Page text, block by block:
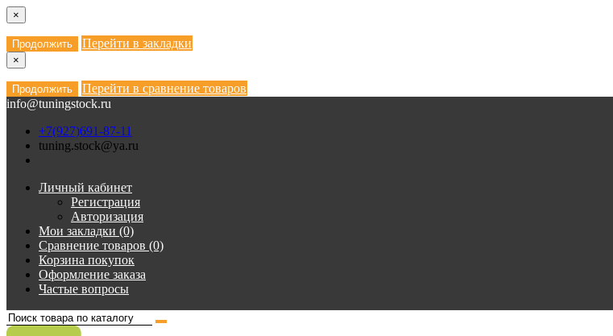
×
Продолжить Перейти в закладки
×
Продолжить
Перейти в сравнение товаров
info@tuningstock.ru
+7(927)691-87-11
tuning.stock@ya.ru
Личный кабинет
Регистрация
Авторизация
Мои закладки (0)
Сравнение товаров (0)
Корзина покупок
Оформление заказа
Частые вопросы